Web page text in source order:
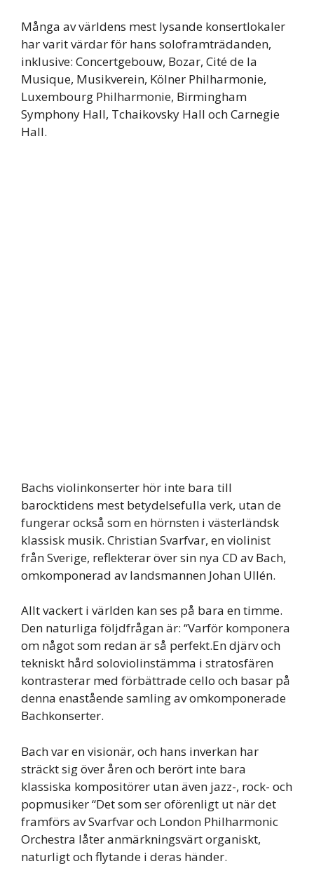
Många av världens mest lysande konsertlokaler
har varit värdar för hans soloframträdanden,
inklusive: Concertgebouw, Bozar, Cité de la
Musique, Musikverein, Kölner Philharmonie,
Luxembourg Philharmonie, Birmingham
Symphony Hall, Tchaikovsky Hall och Carnegie
Hall.
Bachs violinkonserter hör inte bara till
barocktidens mest betydelsefulla verk, utan de
fungerar också som en hörnsten i västerländsk
klassisk musik. Christian Svarfvar, en violinist
från Sverige, reflekterar över sin nya CD av Bach,
omkomponerad av landsmannen Johan Ullén.
Allt vackert i världen kan ses på bara en timme.
Den naturliga följdfrågan är: “Varför komponera
om något som redan är så perfekt.En djärv och
tekniskt hård soloviolinstämma i stratosfären
kontrasterar med förbättrade cello och basar på
denna enastående samling av omkomponerade
Bachkonserter.
Bach var en visionär, och hans inverkan har
sträckt sig över åren och berört inte bara
klassiska kompositörer utan även jazz-, rock- och
popmusiker “Det som ser oförenligt ut när det
framförs av Svarfvar och London Philharmonic
Orchestra låter anmärkningsvärt organiskt,
naturligt och flytande i deras händer.